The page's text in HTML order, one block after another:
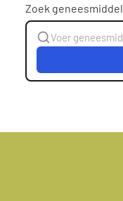
Zoek geneesmiddel